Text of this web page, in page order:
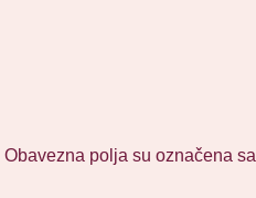
Obavezna polja su označena sa